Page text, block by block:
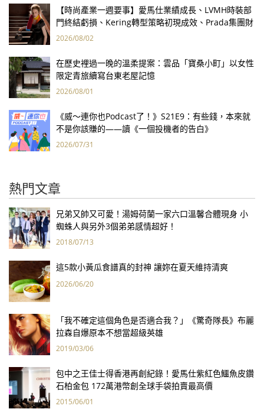
【時尚產業一週要事】愛馬仕業績成長、LVMH時裝部
門終結虧損、Kering轉型策略初現成效、Prada集團財
報亮眼
2026/08/02
在歷史裡過一晚的溫柔提案：雲品「寶桑小町」以女性
限定青旅續寫台東老屋記憶
2026/08/01
《威～連你也Podcast了！》S21E9：有些錢，本來就
不是你該賺的——讀《一個投機者的告白》
2026/07/31
熱門文章
兄弟又帥又可愛！湯姆荷蘭一家六口溫馨合體現身 小
蜘蛛人與另外3個弟弟感情超好！
2018/07/13
這5款小黃瓜食譜真的封神 讓妳在夏天維持清爽
2026/06/20
「我不確定這個角色是否適合我？」《驚奇隊長》布麗
拉森自爆原本不想當超級英雄
2019/03/06
包中之王佳士得香港再創紀錄！愛馬仕紫紅色鱷魚皮鑽
石柏金包 172萬港幣創全球手袋拍賣最高價
2015/06/01